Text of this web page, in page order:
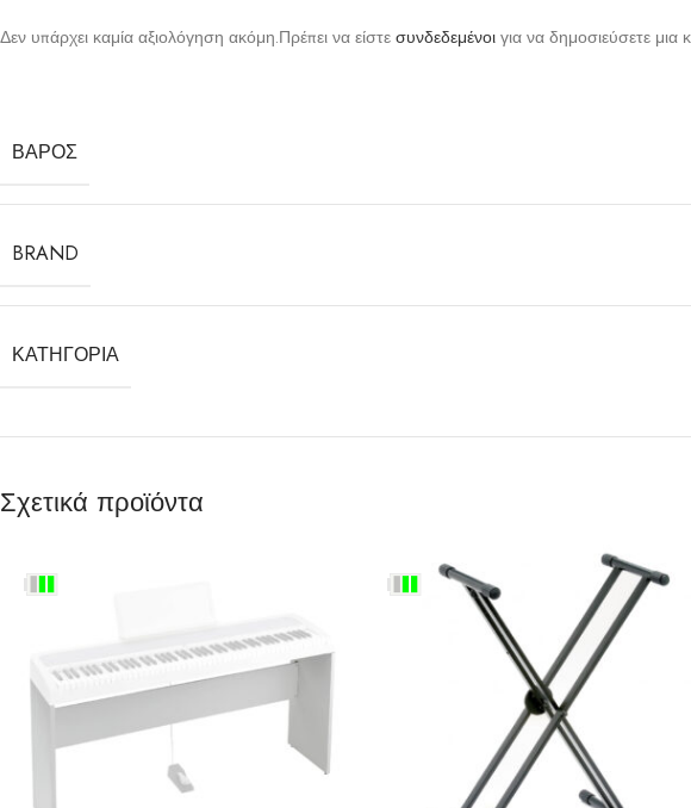
Δεν υπάρχει καμία αξιολόγηση ακόμη.Πρέπει να είστε συνδεδεμένοι για να δημοσιεύσετε μια
ΒΆΡΟΣ
BRAND
ΚΑΤΗΓΟΡΊΑ
Σχετικά προϊόντα